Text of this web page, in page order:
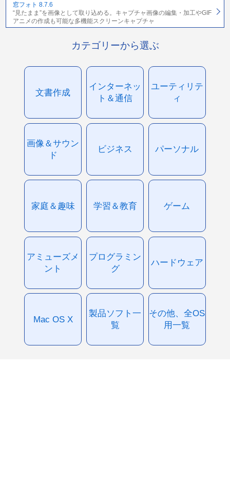
窓フォト 8.7.6
“見たまま”を画像として取り込める。キャプチャ画像の編集・加工やGIF
アニメの作成も可能な多機能スクリーンキャプチャ
カテゴリーから選ぶ
文書作成
インターネッ
ト＆通信
ユーティリテ
ィ
画像＆サウン
ド
ビジネス パーソナル
家庭＆趣味 学習＆教育 ゲーム
アミューズメ
ント
プログラミン
グ
ハードウェア
Mac OS X
製品ソフト一
覧
その他、全OS
用一覧